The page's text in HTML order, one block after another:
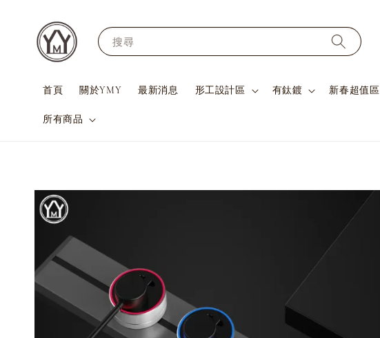
搜尋
首頁 關於YMY 最新消息 形工設計區 有鈦鍍 新春超值區
所有商品